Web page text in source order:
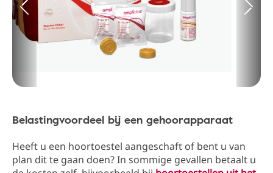
Belastingvoordeel bij een gehoorapparaat
Heeft u een hoortoestel aangeschaft of bent u van
plan dit te gaan doen? In sommige gevallen betaalt u